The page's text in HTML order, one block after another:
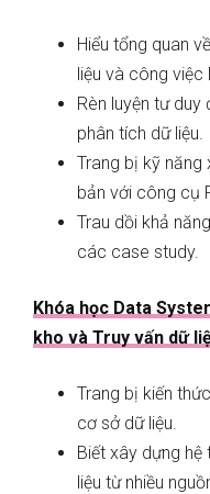
Hiểu tổng quan
liệu và công việc
Rèn luyện tư
phân tích dữ liệu.
Trang bị kỹ năng
bản với công cụ
Trau dồi khả
các case study.
Khóa học Data
kho và Truy vấn dữ
Trang bị kiến
cơ sở dữ liệu.
Biết xây dựng
liệu từ nhiều